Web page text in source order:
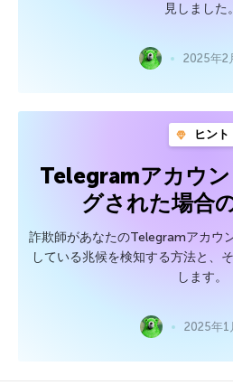
見しました。
2025年2
ヒント
Telegramアカウ
グされた場合
詐欺師があなたのTelegramアカウ
している兆候を検知する方法と、
します。
2025年1